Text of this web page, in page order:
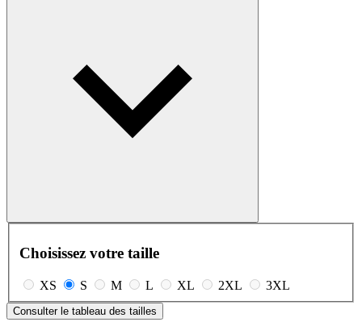
Choisissez votre taille
XS S M L XL 2XL 3XL
Consulter le tableau des tailles